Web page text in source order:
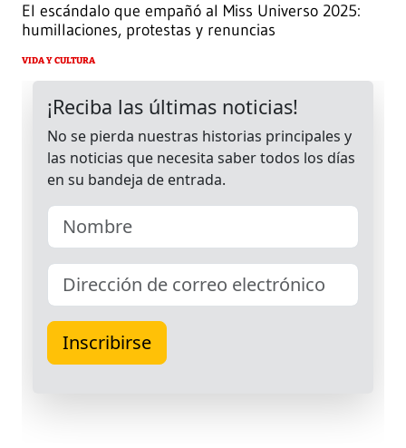
El escándalo que empañó al Miss Universo 2025:
humillaciones, protestas y renuncias
VIDA Y CULTURA